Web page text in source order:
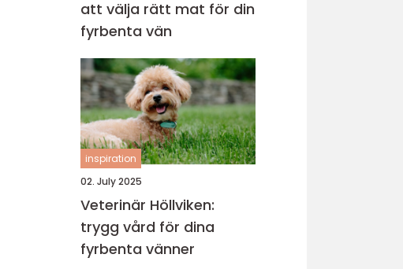
att välja rätt mat för din
fyrbenta vän
inspiration
02. July 2025
Veterinär Höllviken:
trygg vård för dina
fyrbenta vänner